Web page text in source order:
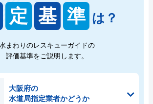
定 基 準 は？
まわりのレスキューガイドの
評価基準をご説明します。
大阪府の
水道局指定業者かどうか